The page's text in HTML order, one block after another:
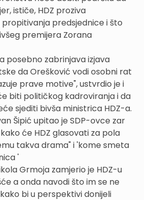
ističe, HDZ proziva
predsjednice i što
premijera Zorana
posebno zabrinjava izjava
da Orešković vodi osobni rat
prave motive", ustvrdio je i
biti političkog kadroviranja i da
sjediti bivša ministrica HDZ-a.
Šipić upitao je SDP-ovce zar
će HDZ glasovati za pola
takva drama" i 'kome smeta
'
Grmoja zamjerio je HDZ-u
a onda navodi što im se ne
bi u perspektivi donijeli